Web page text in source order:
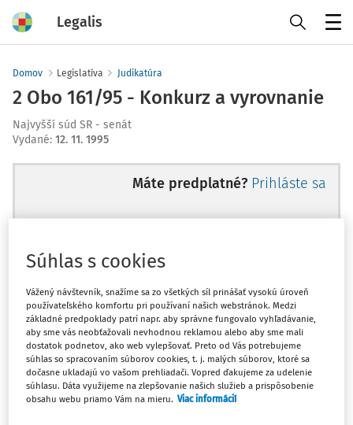
Legalis
Domov Legislatíva Judikatúra
2 Obo 161/95 - Konkurz a vyrovnanie
Najvyšší súd SR - senát
Vydané: 12. 11. 1995
Máte predplatné? Prihláste sa
Ups, zatiaľ ste si prečítali len
začiatok...
Celý odborný obsah z tejto oblasti je
dostupný predplatiteľom portálu.
Súhlas s cookies
Vážený návštevník, snažíme sa zo všetkých síl prinášať vysokú úroveň
používateľského komfortu pri používaní našich webstránok. Medzi
základné predpoklady patrí napr. aby správne fungovalo vyhľadávanie,
aby sme vás neobťažovali nevhodnou reklamou alebo aby sme mali
dostatok podnetov, ako web vylepšovať. Preto od Vás potrebujeme
súhlas so spracovaním súborov cookies, t. j. malých súborov, ktoré sa
dočasne ukladajú vo vašom prehliadači. Vopred ďakujeme za udelenie
súhlasu. Dáta využijeme na zlepšovanie našich služieb a prispôsobenie
obsahu webu priamo Vám na mieru. Viac informácií